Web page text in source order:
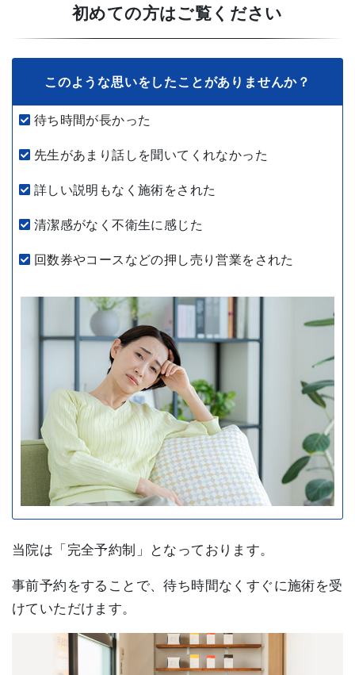
初めての方はご覧ください
このような思いをしたことがありませんか？
待ち時間が長かった
先生があまり話しを聞いてくれなかった
詳しい説明もなく施術をされた
清潔感がなく不衛生に感じた
回数券やコースなどの押し売り営業をされた
当院は「完全予約制」となっております。
事前予約をすることで、待ち時間なくすぐに施術を受
けていただけます。